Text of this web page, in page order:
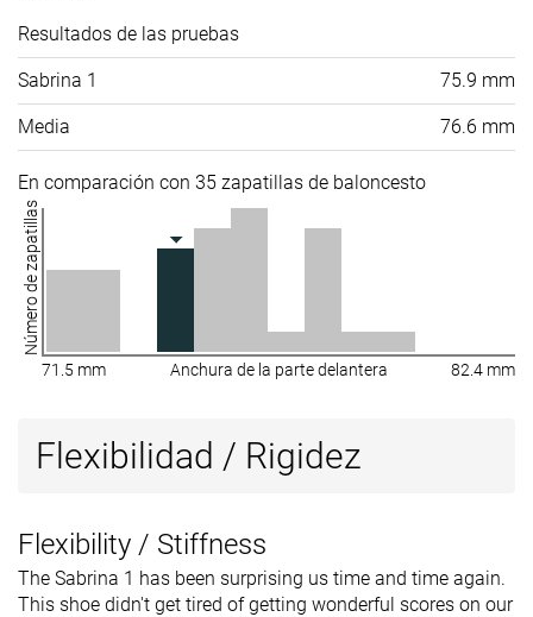
Resultados de las pruebas
Sabrina 1 75.9 mm
Media 76.6 mm
En comparación con 35 zapatillas de baloncesto
Número de zapatillas
71.5 mm Anchura de la parte delantera 82.4 mm
Flexibilidad / Rigidez
Flexibility / Stiffness
The Sabrina 1 has been surprising us time and time again.
This shoe didn't get tired of getting wonderful scores on our